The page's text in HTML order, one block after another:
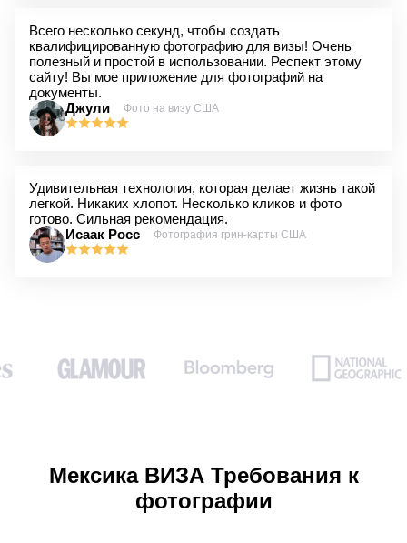
Всего несколько секунд, чтобы создать
квалифицированную фотографию для визы! Очень
полезный и простой в использовании. Респект этому
сайту! Вы мое приложение для фотографий на
документы.
Джули
Фото на визу США
Удивительная технология, которая делает жизнь такой
легкой. Никаких хлопот. Несколько кликов и фото
готово. Сильная рекомендация.
Исаак Росс
Фотография грин-карты США
Мексика ВИЗА Требования к
фотографии